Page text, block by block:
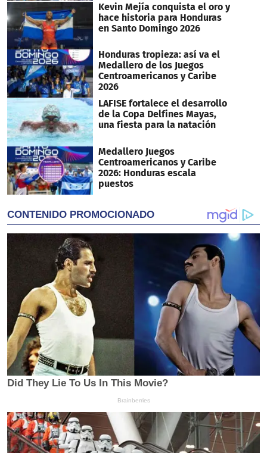
Kevin Mejía conquista el oro y
hace historia para Honduras
en Santo Domingo 2026
Honduras tropieza: así va el
Medallero de los Juegos
Centroamericanos y Caribe
2026
LAFISE fortalece el desarrollo
de la Copa Delfines Mayas,
una fiesta para la natación
Medallero Juegos
Centroamericanos y Caribe
2026: Honduras escala
puestos